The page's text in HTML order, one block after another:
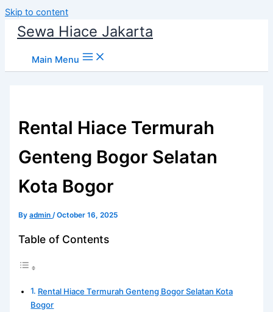
Skip to content
Sewa Hiace Jakarta
Main Menu
Rental Hiace Termurah
Genteng Bogor Selatan
Kota Bogor
Byadmin/October 16, 2025
Table of Contents
Rental Hiace Termurah Genteng Bogor Selatan Kota
Bogor